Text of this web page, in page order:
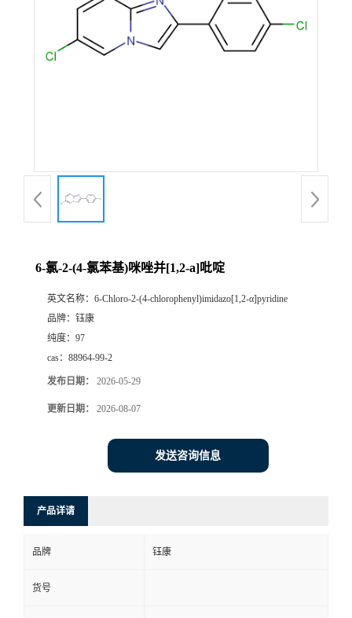
6-氯-2-(4-氯苯基)咪唑并[1,2-a]吡啶
英文名称： 6-Chloro-2-(4-chlorophenyl)imidazo[1,2-α]pyridine
品牌： 钰康
纯度： 97
cas： 88964-99-2
发布日期： 2026-05-29
更新日期： 2026-08-07
发送咨询信息
产品详请
品牌 钰康
货号